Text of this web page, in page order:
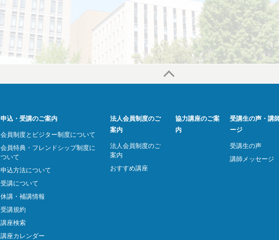
申込・受講のご案内
会員制度とビジター制度について
会員特典・フレンドシップ制度に
ついて
申込方法について
受講について
休講・補講情報
受講規約
講座検索
講座カレンダー
法人会員制度のご
案内
法人会員制度のご
案内
おすすめ講座
協力講座のご案
内
受講生の声・講
ージ
受講生の声
講師メッセージ